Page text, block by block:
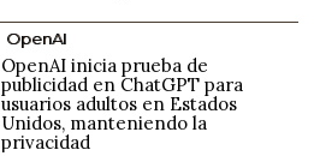
OpenAI
OpenAI inicia prueba de
publicidad en ChatGPT para
usuarios adultos en Estados
Unidos, manteniendo la
privacidad